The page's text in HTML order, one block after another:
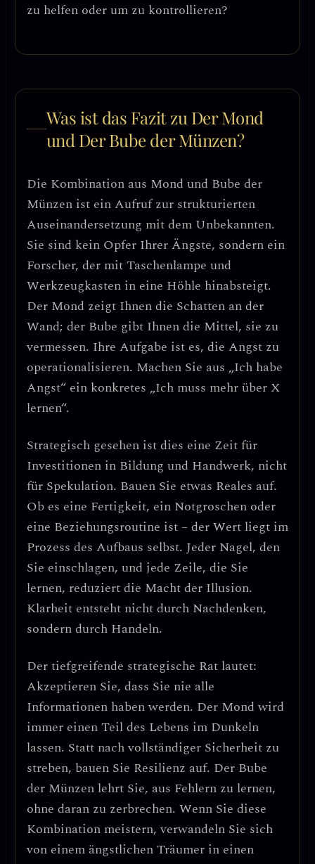
zu helfen oder um zu kontrollieren?
Was ist das Fazit zu Der Mond
und Der Bube der Münzen?
Die Kombination aus Mond und Bube der
Münzen ist ein Aufruf zur strukturierten
Auseinandersetzung mit dem Unbekannten.
Sie sind kein Opfer Ihrer Ängste, sondern ein
Forscher, der mit Taschenlampe und
Werkzeugkasten in eine Höhle hinabsteigt.
Der Mond zeigt Ihnen die Schatten an der
Wand; der Bube gibt Ihnen die Mittel, sie zu
vermessen. Ihre Aufgabe ist es, die Angst zu
operationalisieren. Machen Sie aus „Ich habe
Angst“ ein konkretes „Ich muss mehr über X
lernen“.
Strategisch gesehen ist dies eine Zeit für
Investitionen in Bildung und Handwerk, nicht
für Spekulation. Bauen Sie etwas Reales auf.
Ob es eine Fertigkeit, ein Notgroschen oder
eine Beziehungsroutine ist – der Wert liegt im
Prozess des Aufbaus selbst. Jeder Nagel, den
Sie einschlagen, und jede Zeile, die Sie
lernen, reduziert die Macht der Illusion.
Klarheit entsteht nicht durch Nachdenken,
sondern durch Handeln.
Der tiefgreifende strategische Rat lautet:
Akzeptieren Sie, dass Sie nie alle
Informationen haben werden. Der Mond wird
immer einen Teil des Lebens im Dunkeln
lassen. Statt nach vollständiger Sicherheit zu
streben, bauen Sie Resilienz auf. Der Bube
der Münzen lehrt Sie, aus Fehlern zu lernen,
ohne daran zu zerbrechen. Wenn Sie diese
Kombination meistern, verwandeln Sie sich
von einem ängstlichen Träumer in einen